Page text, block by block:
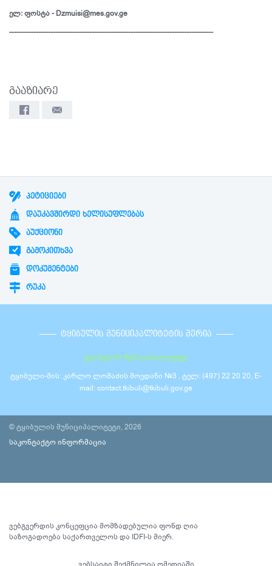
ელ: ფოსტა - Dzmuisi@mes.gov.ge
------------------------------------------------------------------------------------
გააზიარე
ᲞᲔᲢᲘᲪᲘᲔᲑᲘ
ᲓᲐᲣᲙᲐᲕᲨᲘᲠᲓᲘ ᲮᲔᲚᲘᲡᲣᲤᲚᲔᲑᲐᲡ
ᲐᲣᲥᲪᲘᲝᲜᲘ
ᲒᲐᲛᲝᲙᲘᲗᲮᲕᲐ
ᲓᲝᲙᲣᲛᲔᲜᲢᲔᲑᲘ
ᲠᲣᲙᲐ
ᲢᲧᲘᲑᲣᲚᲘᲡ ᲛᲣᲜᲘᲪᲘᲞᲐᲚᲘᲢᲔᲢᲘᲡ ᲛᲔᲠᲘᲐ
ტყიბულის მუნიციპალიტეტი
ტყიბული-მის: კარლო ლომაძის მოედანი №3 , ტელ: (497) 22 20 20, E-
mail: contact.tkibuli@tkibuli.gov.ge
© ტყიბულის მუნიციპალიტეტი, 2026
საკონტაქტო ინფორმაცია
ვებგვერდის კონცეფცია მომზადებულია ფონდ ღია
საზოგადოება საქართველოს და IDFI-ს მიერ.